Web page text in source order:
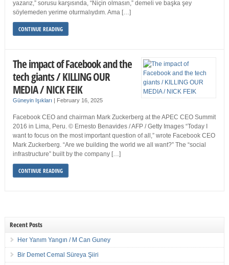
yazarız,” sorusu karşısında, “Niçin olmasın,” demeli ve başka şey
söylemeden yerime oturmalıydım. Ama […]
CONTINUE READING
The impact of Facebook and the
tech giants / KILLING OUR
MEDIA / NICK FEIK
Güneyin Işıkları | February 16, 2025
Facebook CEO and chairman Mark Zuckerberg at the APEC CEO Summit
2016 in Lima, Peru. © Ernesto Benavides / AFP / Getty Images “Today I
want to focus on the most important question of all,” wrote Facebook CEO
Mark Zuckerberg. “Are we building the world we all want?” The “social
infrastructure” built by the company […]
CONTINUE READING
Recent Posts
Her Yanım Yangın / M Can Guney
Bir Demet Cemal Süreya Şiiri